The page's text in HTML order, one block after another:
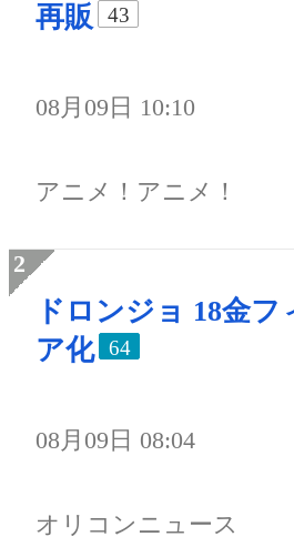
再販
43
08月09日 10:10
アニメ！アニメ！
ドロンジョ 18金フ
ア化
64
08月09日 08:04
オリコンニュース